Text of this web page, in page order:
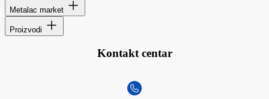
Metalac market
Proizvodi
Kontakt centar